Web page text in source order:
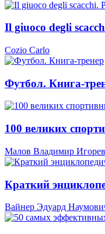
Il giuoco degli
Cozio Carlo
Футбол. Книга-
100 великих
Малов Владимир
Краткий
Вайнер Эдуард